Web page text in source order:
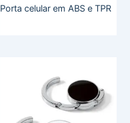
Porta celular em ABS e TPR